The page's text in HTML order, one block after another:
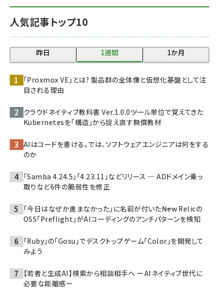
人気記事トップ10
昨日 1週間 1か月
「Proxmox VE」とは? 製品群の全体像と仮想化基盤として注
目される理由
クラウドネイティブ教科書 Ver.1.0.0――ツール単位で覚えてきた
Kubernetesを「構造」から捉え直す無償教材
AIはコードを書ける。では、ソフトウェアエンジニアは何をする
のか
「Samba 4.24.5」「4.23.11」などリリース ─ ADドメイン乗っ
取りなど6件の脆弱性を修正
「今日はなぜか進まなかった」に名前が付いた――New Relicの
OSS「Preflight」がAIコーディングのアンチパターンを検知
「Ruby」の「Gosu」でデスクトップゲーム「Color」を開発して
みよう
【若者と生成AI】検索から相談相手へ ーAIネイティブ世代に
必要な距離感ー